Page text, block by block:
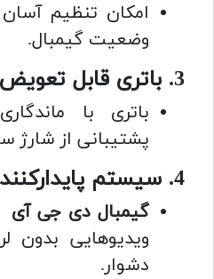
امکان تنظیم
وضعیت گیمبال.
3. باتری قابل تعویض با عمر طولانی:
پشتیبانی از شارژ
4. سیستم پایدارکننده 3 محوره:
گیمبال دی جی آی RS3 Combo
ویدیوهایی بدون
دشوار.